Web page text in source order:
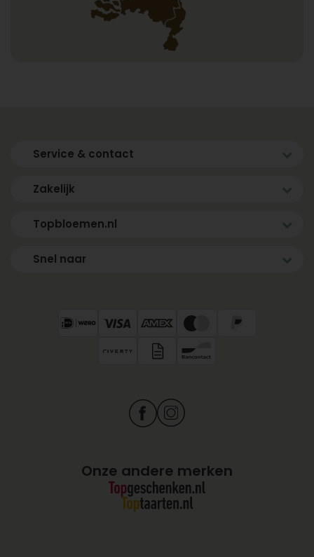
Service & contact
Zakelijk
Topbloemen.nl
Snel naar
Onze andere merken